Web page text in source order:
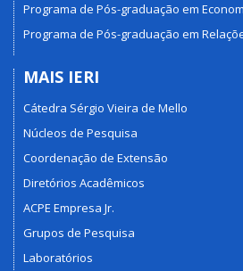
Programa de Pós-graduação em
Programa de Pós-graduação em
MAIS IERI
Cátedra Sérgio Vieira de Mello
Núcleos de Pesquisa
Coordenação de Extensão
Diretórios Acadêmicos
ACPE Empresa Jr.
Grupos de Pesquisa
Laboratórios